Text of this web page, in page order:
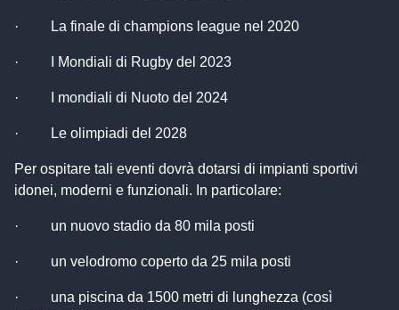
· La finale di champions league nel 2020
· I Mondiali di Rugby del 2023
· I mondiali di Nuoto del 2024
· Le olimpiadi del 2028
Per ospitare tali eventi dovrà dotarsi di impianti sportivi
idonei, moderni e funzionali. In particolare:
· un nuovo stadio da 80 mila posti
· un velodromo coperto da 25 mila posti
· una piscina da 1500 metri di lunghezza (così